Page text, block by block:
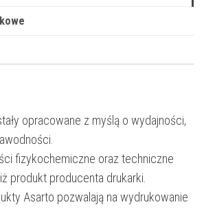
opracowane z myślą o wydajności,
fizykochemiczne oraz techniczne
produkt producenta drukarki.
Asarto pozwalają na wydrukowanie